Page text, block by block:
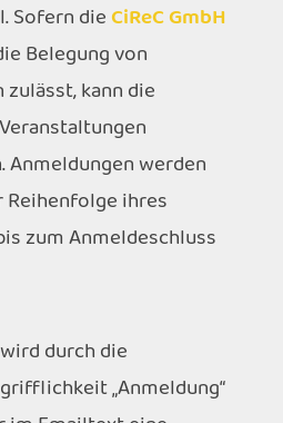
Sofern dieCiReC GmbH
Belegung von
kann die
werden
ihres
zum Anmeldeschluss
durch die
„Anmeldung“